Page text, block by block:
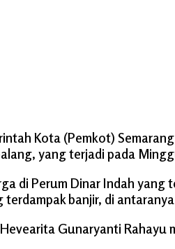
Kota (Pemkot)
yang terjadi pada
di Perum Dinar Indah
banjir, di
Gunaryanti